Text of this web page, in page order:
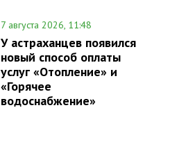
7 августа 2026, 11:48
У астраханцев появился
новый способ оплаты
услуг «Отопление» и
«Горячее
водоснабжение»